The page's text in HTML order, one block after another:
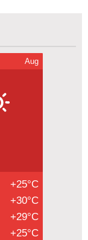
Aug
+25°C
+30°C
+29°C
+25°C